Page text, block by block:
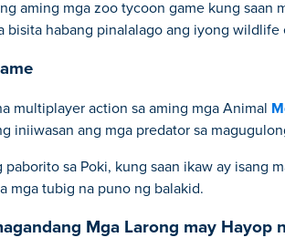
aming mga zoo tycoon game kung saan
bisita habang pinalalago ang iyong wildlife
multiplayer action sa aming mga Animal
iniiwasan ang mga predator sa
paborito sa Poki, kung saan ikaw ay isang
mga tubig na puno ng balakid.
Mga Larong may Hayop